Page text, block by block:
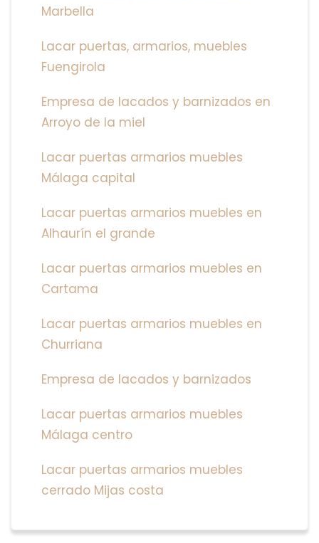
Marbella
Lacar puertas, armarios, muebles
Fuengirola
Empresa de lacados y barnizados en
Arroyo de la miel
Lacar puertas armarios muebles
Málaga capital
Lacar puertas armarios muebles en
Alhaurín el grande
Lacar puertas armarios muebles en
Cartama
Lacar puertas armarios muebles en
Churriana
Empresa de lacados y barnizados
Lacar puertas armarios muebles
Málaga centro
Lacar puertas armarios muebles
cerrado Mijas costa